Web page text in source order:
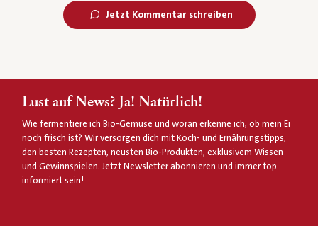
Jetzt Kommentar schreiben
Lust auf News? Ja! Natürlich!
Wie fermentiere ich Bio-Gemüse und woran erkenne ich, ob mein Ei
noch frisch ist? Wir versorgen dich mit Koch- und Ernährungstipps,
den besten Rezepten, neusten Bio-Produkten, exklusivem Wissen
und Gewinnspielen. Jetzt Newsletter abonnieren und immer top
informiert sein!